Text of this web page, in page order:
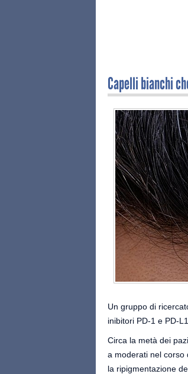
Capelli bianchi
Un gruppo di
inibitori PD-1 e PD-
Circa la metà dei
a moderati nel corso
la ripigmentazione